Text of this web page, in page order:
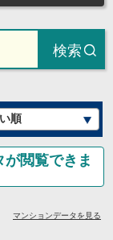
検索
閲覧できま
マンションデータを見る